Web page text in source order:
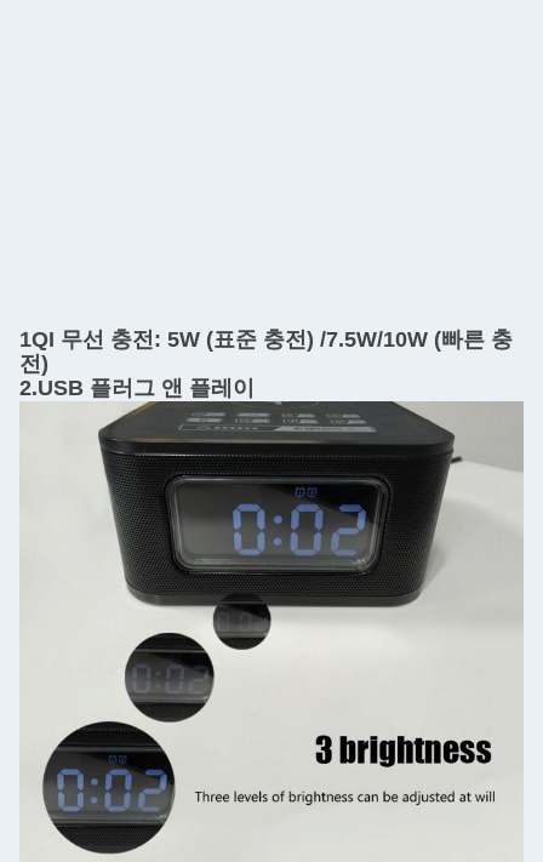
1QI 무선 충전: 5W (표준 충전) /7.5W/10W (빠른 충
전)
2.USB 플러그 앤 플레이